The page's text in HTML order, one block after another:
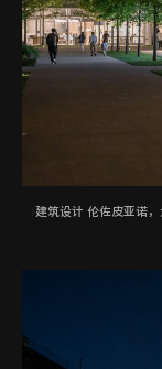
建筑设计 伦佐皮亚诺